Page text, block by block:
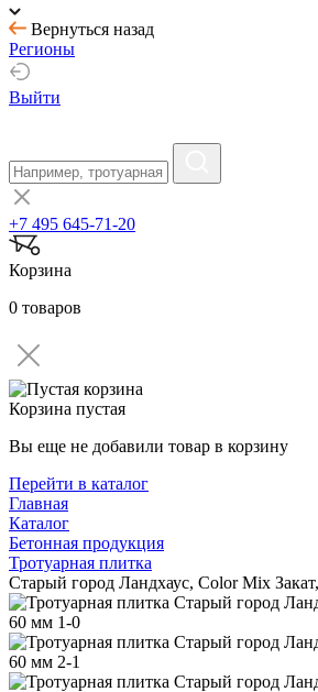
Вернуться назад
Регионы
Выйти
+7 495 645-71-20
Корзина
0 товаров
Корзина пустая
Вы еще не добавили товар в корзину
Перейти в каталог
Главная
Каталог
Бетонная продукция
Тротуарная плитка
Старый город Ландхаус, Color Mix